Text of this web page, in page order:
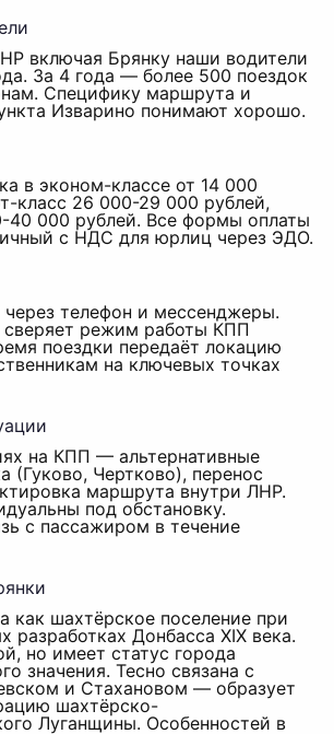
включая Брянку наши водители
За 4 года — более 500 поездок
Специфику маршрута и
Изварино понимают хорошо.
в эконом-классе от 14 000
класс 26 000-29 000 рублей,
40 000 рублей. Все формы оплаты
с НДС для юрлиц через ЭДО.
телефон и мессенджеры.
режим работы КПП
поездки передаёт локацию
на ключевых точках
на КПП — альтернативные
(Гуково, Чертково), перенос
маршрута внутри ЛНР.
под обстановку.
с пассажиром в течение
как шахтёрское поселение при
разработках Донбасса XIX века.
но имеет статус города
значения. Тесно связана с
и Стахановом — образует
шахтёрско-
Луганщины. Особенностей в